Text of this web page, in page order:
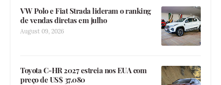
VW Polo e Fiat Strada lideram o ranking
de vendas diretas em julho
August 09, 2026
Toyota C-HR 2027 estreia nos EUA com
preço de US$ 37.080